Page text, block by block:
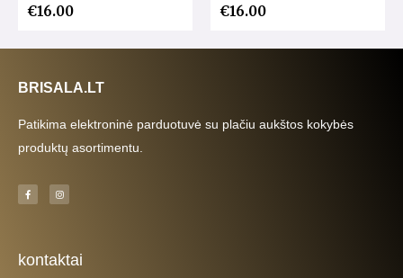
€16.00 €16.00
BRISALA.LT
Patikima elektroninė parduotuvė su plačiu aukštos kokybės
produktų asortimentu.
F
a
c
-
f
I
n
s
m
kontaktai